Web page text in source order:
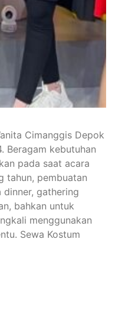
Cimanggis Depok
Beragam kebutuhan
pada saat acara
tahun, pembuatan
dinner, gathering
bahkan untuk
menggunakan
Sewa Kostum